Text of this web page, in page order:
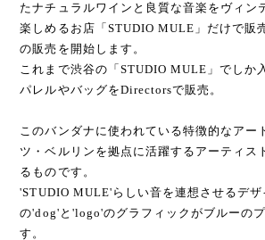
たナチュラルワインと良質な音楽をヴィン
楽しめるお店「STUDIO MULE」だけで販
の販売を開始します。
これまで渋谷の「STUDIO MULE」でしか
パレルやバッグをDirectorsで販売。
このバンダナに使われている特徴的なアー
ツ・ベルリンを拠点に活躍するアーティス
るものです。
'STUDIO MULE'らしい音を連想させるデザ
の'dog'と'logo'のグラフィックがブルーの
す。